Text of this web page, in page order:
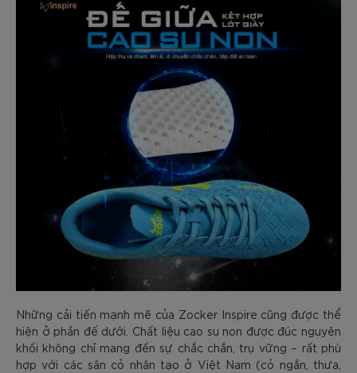
Những cải tiến mạnh mẽ của Zocker Inspire cũng được thể
hiện ở phần đế dưới. Chất liệu cao su non được đúc nguyên
khối không chỉ mang đến sự chắc chắn, trụ vững – rất phù
hợp với các sân cỏ nhân tạo ở Việt Nam (cỏ ngắn, thưa,